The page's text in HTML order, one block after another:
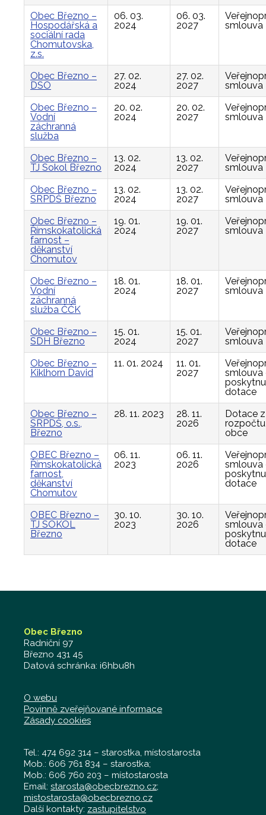
Obec Březno –
Hospodářská a
sociální rada
Chomutovska,
z.s.
06. 03.
2024
06. 03.
2027
smlouva
Obec Březno –
DSO
27. 02.
2024
27. 02.
2027
smlouva
Obec Březno –
Vodní
záchranná
služba
20. 02.
2024
20. 02.
2027
smlouva
Obec Březno –
TJ Sokol Březno
13. 02.
2024
13. 02.
2027
smlouva
Obec Březno –
SRPDŠ Březno
13. 02.
2024
13. 02.
2027
smlouva
Obec Březno –
Římskokatolická
farnost –
děkanství
Chomutov
19. 01.
2024
19. 01.
2027
smlouva
Obec Březno –
Vodní
záchranná
služba ČČK
18. 01.
2024
18. 01.
2027
smlouva
Obec Březno –
SDH Březno
15. 01.
2024
15. 01.
2027
smlouva
Obec Březno –
Kiklhorn David
11. 01. 2024
11. 01.
2027
smlouva
dotace
Obec Březno –
SRPDŠ, o.s.,
Březno
28. 11. 2023
28. 11.
2026
Dotace z
rozpočtu
obce
OBEC Březno –
Římskokatolická
farnost,
děkanství
Chomutov
06. 11.
2023
06. 11.
2026
smlouva
dotace
OBEC Březno –
TJ SOKOL
Březno
30. 10.
2023
30. 10.
2026
smlouva
dotace
Obec Březno
Radniční 97
Březno 431 45
Datová schránka: i6hbu8h
O webu
Povinně zveřejňované informace
Zásady cookies
Tel.: 474 692 314 – starostka, místostarosta
Mob.: 606 761 834 – starostka;
Mob.: 606 760 203 – místostarosta
Email: starosta@obecbrezno.cz;
mistostarosta@obecbrezno.cz
Další kontakty: zastupitelstvo